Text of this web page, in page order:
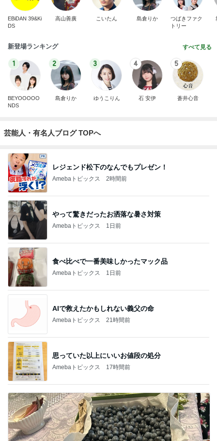
EBiDAN 39&Ki
DS
高山善廣 こいたん 島倉りか
つばきファク
トリー
新登場ランキング すべて見る
1
BEYOOOOO
NDS
2
島倉りか
3
ゆうこりん
4
石 安伊
5
蒼井心音
芸能人・有名人ブログ TOPへ
レジェンド松下のなんでもプレゼン！
Amebaトピックス 2時間前
やって驚きだったお洒落な暑さ対策
Amebaトピックス 1日前
食べ比べで一番美味しかったマック品
Amebaトピックス 1日前
AIで救えたかもしれない義父の命
Amebaトピックス 21時間前
思っていた以上にいいお値段の処分
Amebaトピックス 17時間前